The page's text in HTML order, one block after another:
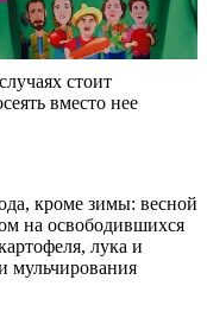
стоит
вместо нее
кроме зимы: весной
на освободившихся
лука и
мульчирования